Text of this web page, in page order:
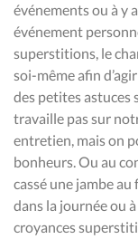
événements ou à y
événement
superstitions, le
soi-même afin
des petites astuces
travaille pas sur
entretien, mais on
bonheurs. Ou au
cassé une jambe
dans la journée ou
croyances